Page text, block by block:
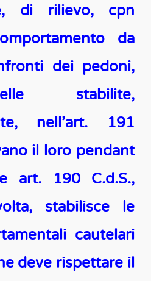
di rilievo, cpn
da
dei pedoni,
stabilite,
nell’art. 191
il loro pendant
art. 190 C.d.S.,
stabilisce le
cautelari
deve rispettare il